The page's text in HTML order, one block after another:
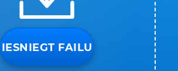
IESNIEGT FAILU